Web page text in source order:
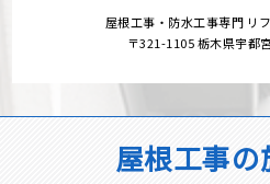
屋根工事・防水工事専門 リ
〒321-1105 栃木県宇都
屋根工事